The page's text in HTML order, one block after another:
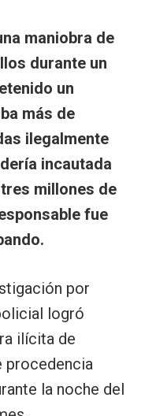
maniobra de
durante un
un
más de
ilegalmente
incautada
millones de
fue
por
logró
ilícita de
procedencia
la noche del